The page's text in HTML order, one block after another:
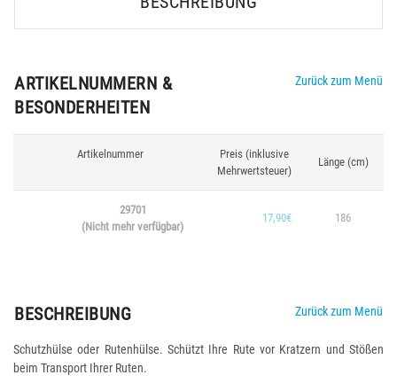
ARTIKELNUMMERN &
BESONDERHEITEN
Zurück zum Menü
Artikelnummer
Preis (inklusive
Mehrwertsteuer)
Länge (cm)
29701
(Nicht mehr verfügbar)
17,90€ 186
BESCHREIBUNG Zurück zum Menü
Schutzhülse oder Rutenhülse. Schützt Ihre Rute vor Kratzern und Stößen
beim Transport Ihrer Ruten.